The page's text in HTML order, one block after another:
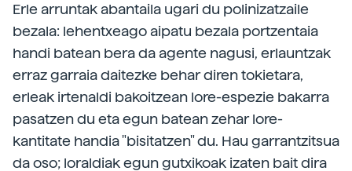
Erle arruntak abantaila ugari du polinizatzaile
bezala: lehentxeago aipatu bezala portzentaia
handi batean bera da agente nagusi, erlauntzak
erraz garraia daitezke behar diren tokietara,
erleak irtenaldi bakoitzean lore-espezie bakarra
pasatzen du eta egun batean zehar lore-
kantitate handia "bisitatzen" du. Hau garrantzitsua
da oso; loraldiak egun gutxikoak izaten bait dira